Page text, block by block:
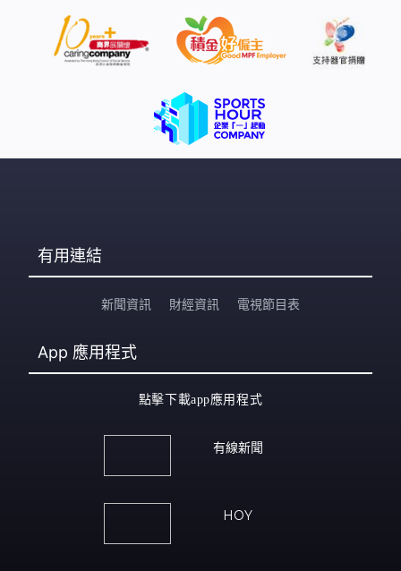
有用連結
新聞資訊 財經資訊 電視節目表
App 應用程式
點擊下載app應用程式
有線新聞
HOY